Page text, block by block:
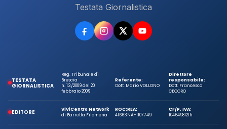
Testata Giornalistica
TESTATA
GIORNALISTICA
Reg. Tribunale di
Brescia
n. 13/2009 del 20
febbraio 2009
Referente:
Dott. Mario VOLLONO
Direttore
responsabile:
Dott. Francesco
CECORO
EDITORE
ViViCentro Network
di Barretta Filomena
ROC:
41663
REA:
NA-1107749
CF/P. IVA:
10464981215